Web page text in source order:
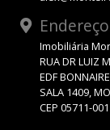
Endereço
Imobiliária
RUA DR LUIZ
EDF
SALA 1409,
CEP 05711-001